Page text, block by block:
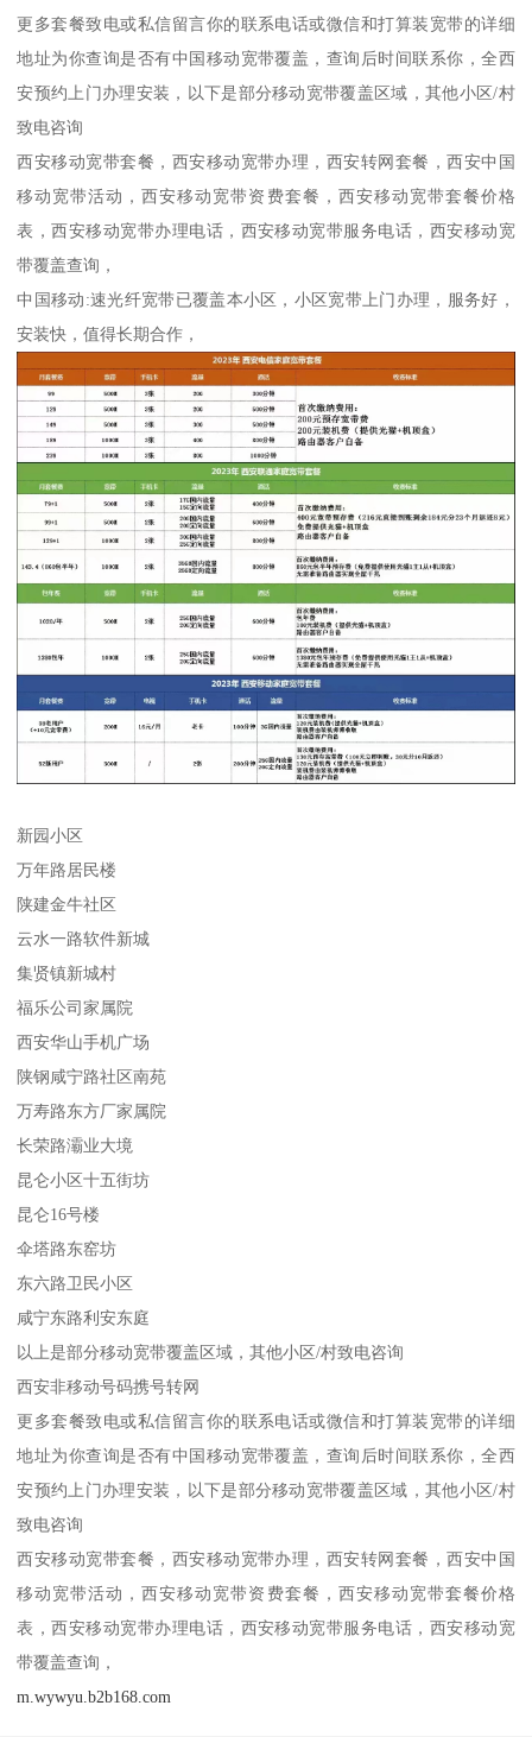
更多套餐致电或私信留言你的联系电话或微信和打算装宽带的详细
地址为你查询是否有中国移动宽带覆盖，查询后时间联系你，全西
安预约上门办理安装，以下是部分移动宽带覆盖区域，其他小区/村
致电咨询
西安移动宽带套餐，西安移动宽带办理，西安转网套餐，西安中国
移动宽带活动，西安移动宽带资费套餐，西安移动宽带套餐价格
表，西安移动宽带办理电话，西安移动宽带服务电话，西安移动宽
带覆盖查询，
中国移动:速光纤宽带已覆盖本小区，小区宽带上门办理，服务好，
安装快，值得长期合作，
新园小区
万年路居民楼
陕建金牛社区
云水一路软件新城
集贤镇新城村
福乐公司家属院
西安华山手机广场
陕钢咸宁路社区南苑
万寿路东方厂家属院
长荣路灞业大境
昆仑小区十五街坊
昆仑16号楼
伞塔路东窑坊
东六路卫民小区
咸宁东路利安东庭
以上是部分移动宽带覆盖区域，其他小区/村致电咨询
西安非移动号码携号转网
更多套餐致电或私信留言你的联系电话或微信和打算装宽带的详细
地址为你查询是否有中国移动宽带覆盖，查询后时间联系你，全西
安预约上门办理安装，以下是部分移动宽带覆盖区域，其他小区/村
致电咨询
西安移动宽带套餐，西安移动宽带办理，西安转网套餐，西安中国
移动宽带活动，西安移动宽带资费套餐，西安移动宽带套餐价格
表，西安移动宽带办理电话，西安移动宽带服务电话，西安移动宽
带覆盖查询，
m.wywyu.b2b168.com